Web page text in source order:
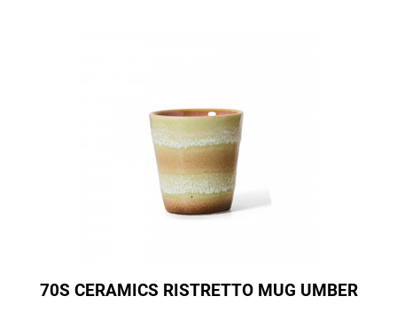
70S CERAMICS RISTRETTO MUG UMBER